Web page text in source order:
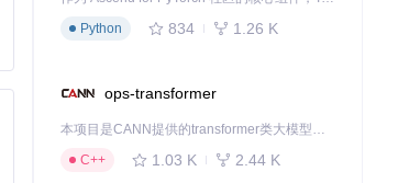
Python
834 1.26 K
ops-transformer
本项目是CANN提供的transformer类大模型算子库，实现网络在NPU上加速计算。
C++
1.03 K 2.44 K